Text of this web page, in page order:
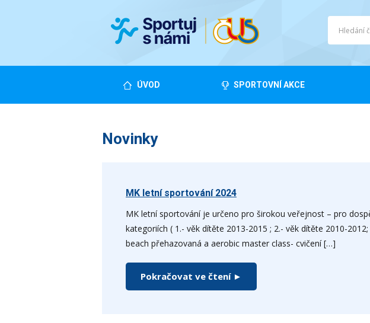
ÚVOD SPORTOVNÍ AKCE
Novinky
MK letní sportování 2024
MK letní sportování je určeno pro širokou veřejnost – pro
kategoriích ( 1.- věk dítěte 2013-2015 ; 2.- věk dítěte 2010-
beach přehazovaná a aerobic master class- cvičení […]
Pokračovat ve čtení ►